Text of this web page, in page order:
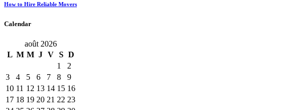
How to Hire Reliable Movers
Calendar
août 2026
L M M J V S D
1
2
3
4 5 6 7 8
9
10 11 12 13 14 15 16
17 18 19 20 21 22 23